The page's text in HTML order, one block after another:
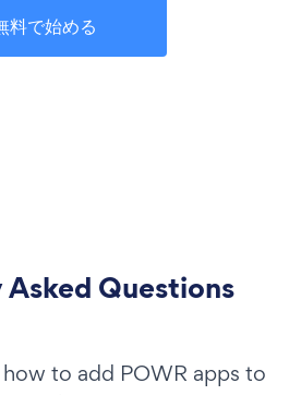
料で始める
Questions
to add POWR apps to